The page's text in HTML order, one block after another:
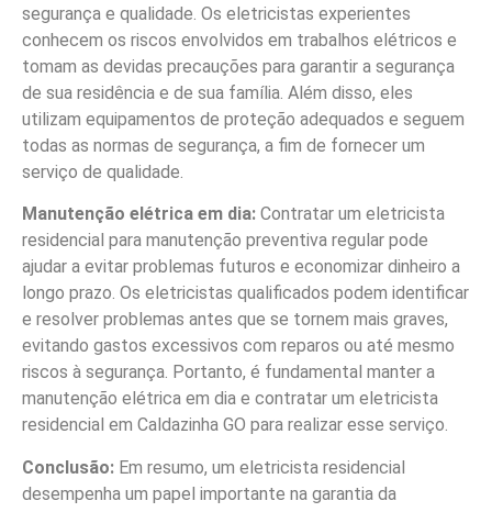
segurança e qualidade. Os eletricistas experientes
conhecem os riscos envolvidos em trabalhos elétricos e
tomam as devidas precauções para garantir a segurança
de sua residência e de sua família. Além disso, eles
utilizam equipamentos de proteção adequados e seguem
todas as normas de segurança, a fim de fornecer um
serviço de qualidade.
Manutenção elétrica em dia: Contratar um eletricista
residencial para manutenção preventiva regular pode
ajudar a evitar problemas futuros e economizar dinheiro a
longo prazo. Os eletricistas qualificados podem identificar
e resolver problemas antes que se tornem mais graves,
evitando gastos excessivos com reparos ou até mesmo
riscos à segurança. Portanto, é fundamental manter a
manutenção elétrica em dia e contratar um eletricista
residencial em Caldazinha GO para realizar esse serviço.
Conclusão: Em resumo, um eletricista residencial
desempenha um papel importante na garantia da